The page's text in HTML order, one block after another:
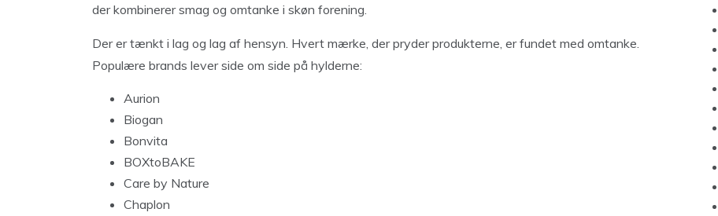
der kombinerer smag og omtanke i skøn forening.
Der er tænkt i lag og lag af hensyn. Hvert mærke, der pryder produkterne, er fundet med omtanke.
Populære brands lever side om side på hylderne:
Aurion
Biogan
Bonvita
BOXtoBAKE
Care by Nature
Chaplon